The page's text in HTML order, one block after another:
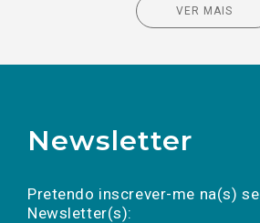
VER MAIS
Newsletter
Pretendo inscrever-me na(s)
Newsletter(s):
a(s) newsletter(s).
mail